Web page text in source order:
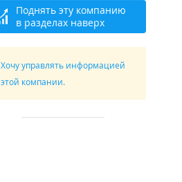
Поднять эту компанию
в разделах наверх
Хочу управлять информацией
этой компании.